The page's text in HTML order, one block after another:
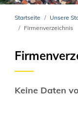
Startseite Unsere
Firmenverzeichnis
Keine Daten